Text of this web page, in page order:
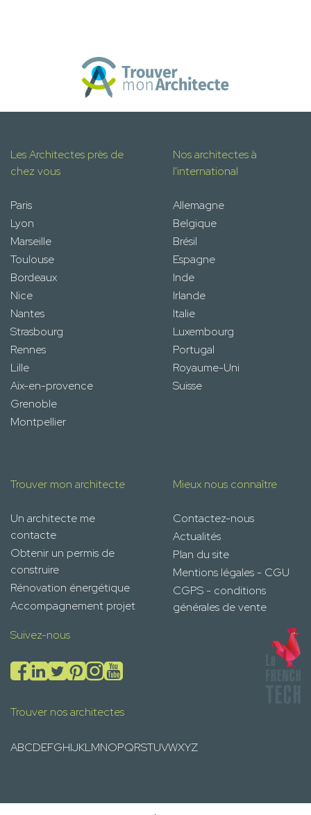
Les Architectes près de
chez vous
Paris
Lyon
Marseille
Toulouse
Bordeaux
Nice
Nantes
Strasbourg
Rennes
Lille
Aix-en-provence
Grenoble
Montpellier
Nos architectes à
l'international
Allemagne
Belgique
Brésil
Espagne
Inde
Irlande
Italie
Luxembourg
Portugal
Royaume-Uni
Suisse
Trouver mon architecte
Un architecte me
contacte
Obtenir un permis de
construire
Rénovation énergétique
Accompagnement projet
Mieux nous connaître
Contactez-nous
Actualités
Plan du site
Mentions légales - CGU
CGPS - conditions
générales de vente
Suivez-nous
Trouver nos architectes
ABCDEFGHIJKLMNOPQRSTUVWXYZ